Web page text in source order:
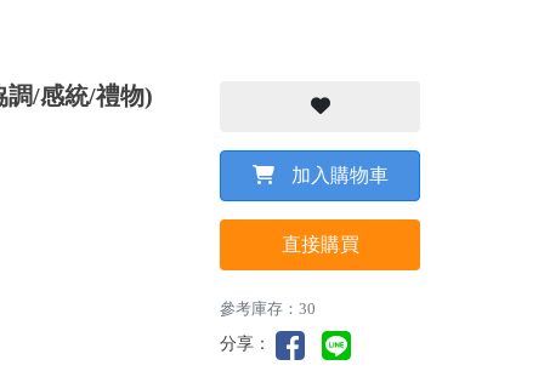
調/感統/禮物)
加入購物車
直接購買
參考庫存：30
分享：